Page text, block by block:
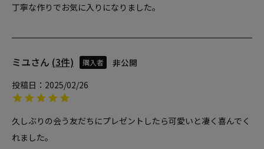
丁寧な作りでお気に入りになりました。
ミユ 3 購入者
非公開
投稿日
2025/02/26
久しぶりの会う友だちにプレゼントしたら可愛いと凄く喜んでく
れました。